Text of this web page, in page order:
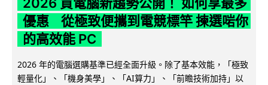
2026 買電腦新趨勢公開！ 如何享最多
優惠 從極致便攜到電競標竿 揀選啱你
的高效能 PC
2026 年的電腦選購基準已經全面升級。除了基本效能，「極致
輕量化」、「機身美學」、「AI算力」、「前瞻技術加持」以